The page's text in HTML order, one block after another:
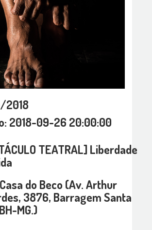
2018-09-26 20:00:00
TEATRAL] Liberdade
do Beco (Av. Arthur
3876, Barragem Santa
MG.)